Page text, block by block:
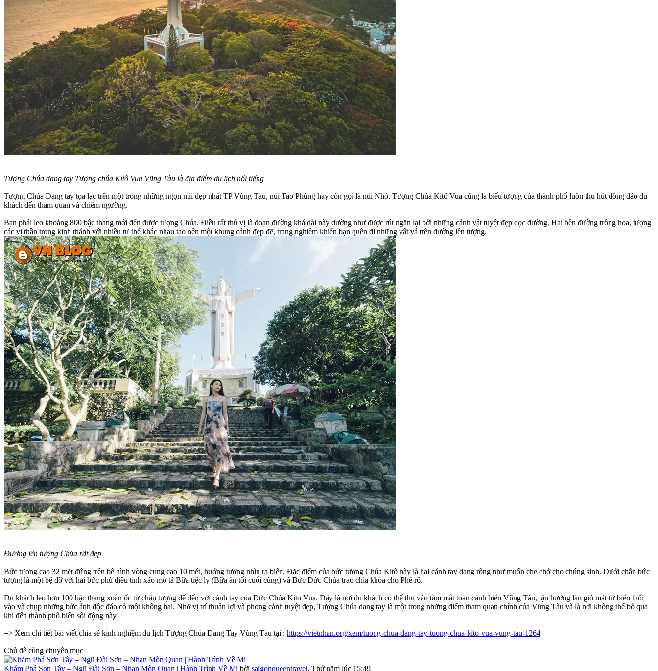
Tượng Chúa dang tay Tượng chúa Kitô Vua Vũng Tàu là địa điểm du lịch nổi tiếng
Tượng Chúa Dang tay tọa lạc trên một trong những ngọn núi đẹp nhất TP Vũng Tàu, núi Tao Phùng hay còn gọi là núi Nhỏ. Tượng Chúa Kitô Vua cũng là biểu tượng của thành phố luôn thu hút đông đảo du
khách đến tham quan và chiêm ngưỡng.
Bạn phải leo khoảng 800 bậc thang mới đến được tượng Chúa. Điều rất thú vị là đoạn đường khá dài này dường như được rút ngắn lại bởi những cảnh vật tuyệt đẹp dọc đường. Hai bên đường trồng hoa, tượng
các vị thần trong kinh thánh với nhiều tư thế khác nhau tạo nên một khung cảnh đẹp đẽ, trang nghiêm khiến bạn quên đi những vất vả trên đường lên tượng.
Đường lên tượng Chúa rất đẹp
Bức tượng cao 32 mét đứng trên bệ hình vòng cung cao 10 mét, hướng tượng nhìn ra biển. Đặc điểm của bức tượng Chúa Kitô này là hai cánh tay dang rộng như muốn che chở cho chúng sinh. Dưới chân bức
tượng là một bệ đỡ với hai bức phù điêu tinh xảo mô tả Bữa tiệc ly (Bữa ăn tối cuối cùng) và Bức Đức Chúa trao chìa khóa cho Phê rô.
Du khách leo hơn 100 bậc thang xoắn ốc từ chân tượng để đến với cánh tay của Đức Chúa Kito Vua. Đây là nơi du khách có thể thu vào tầm mắt toàn cảnh biển Vũng Tàu, tận hưởng làn gió mát từ biển thổi
vào và chụp những bức ảnh độc đáo có một không hai. Nhờ vị trí thuận lợi và phong cảnh tuyệt đẹp, Tượng Chúa dang tay là một trong những điểm tham quan chính của Vũng Tàu và là nơi không thể bỏ qua
khi đến thành phố biển sôi động này.
=> Xem chi tiết bài viết chia sẻ kinh nghiệm du lịch Tượng Chúa Dang Tay Vũng Tàu tại : https://vietnhan.org/xem/tuong-chua-dang-tay-tuong-chua-kito-vua-vung-tau-1264
Chủ đề cùng chuyên mục
Khám Phá Sơn Tây – Ngũ Đài Sơn – Nhạn Môn Quan | Hành Trình Về Mi bởi saigonqueentravel, Thứ năm lúc 15:49